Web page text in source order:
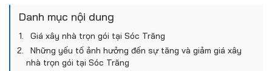
Danh mục nội dung
Giá xây nhà trọn gói tại Sóc Trăng
Những yếu tố ảnh hưởng đến sự tăng và giảm giá xây
nhà trọn gói tại Sóc Trăng